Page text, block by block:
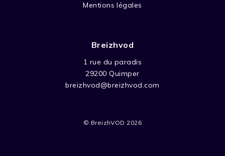
Mentions légales
Breizhvod
1 rue du paradis
29200 Quimper
breizhvod@breizhvod.com
© BreizhVOD 2026